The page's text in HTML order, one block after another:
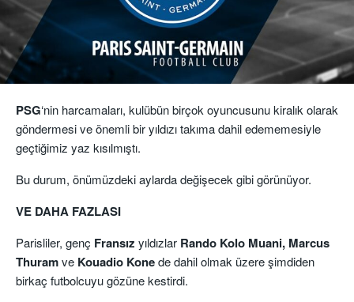
PSG‘nin harcamaları, kulübün birçok oyuncusunu kiralık olarak
göndermesi ve önemli bir yıldızı takıma dahil edememesiyle
geçtiğimiz yaz kısılmıştı.
Bu durum, önümüzdeki aylarda değişecek gibi görünüyor.
VE DAHA FAZLASI
Parisliler, genç Fransız yıldızlar Rando Kolo Muani, Marcus
Thuramve Kouadio Konede dahil olmak üzere şimdiden
birkaç futbolcuyu gözüne kestirdi.